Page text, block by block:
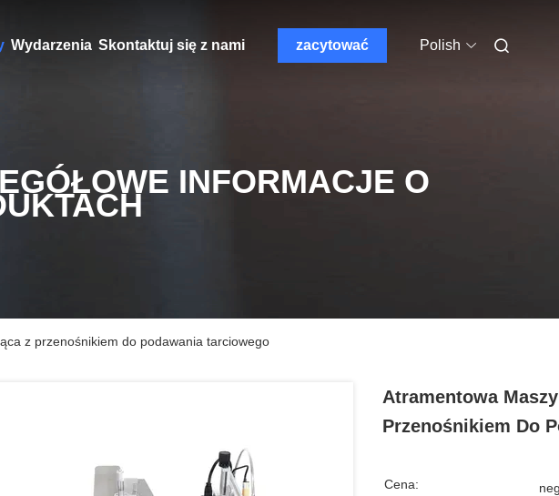
Wydarzenia Skontaktuj się z nami zacytować Polish
INFORMACJE O
z przenośnikiem do podawania tarciowego
Atramentowa
Przenośnikiem Do
Cena: